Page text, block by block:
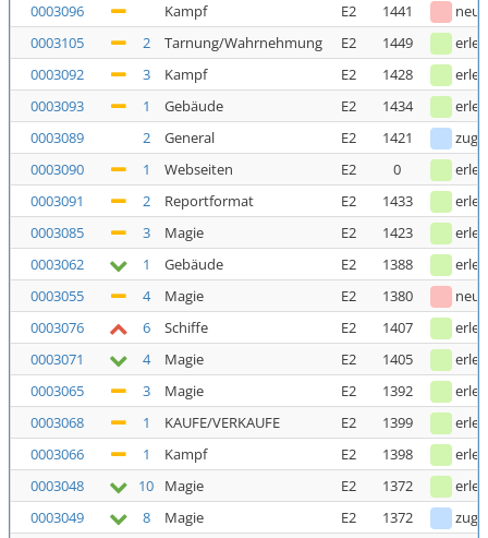
0003096
Kampf E2 1441
neu
0003105
2 Tarnung/Wahrnehmung E2 1449
0003092
3 Kampf E2 1428
0003093
1 Gebäude E2 1434
0003089
2 General E2 1421
0003090
1 Webseiten E2 0
0003091
2 Reportformat E2 1433
0003085
3 Magie E2 1423
0003062
1 Gebäude E2 1388
0003055
4 Magie E2 1380
neu
0003076
6 Schiffe E2 1407
0003071
4 Magie E2 1405
0003065
3 Magie E2 1392
0003068
1 KAUFE/VERKAUFE E2 1399
0003066
1 Kampf E2 1398
0003048
10 Magie E2 1372
0003049
8 Magie E2 1372